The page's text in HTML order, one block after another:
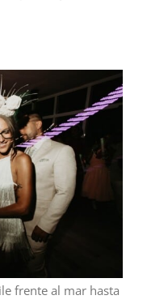
frente al mar hasta